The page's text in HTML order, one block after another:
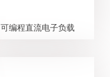
可编程直流电子负载